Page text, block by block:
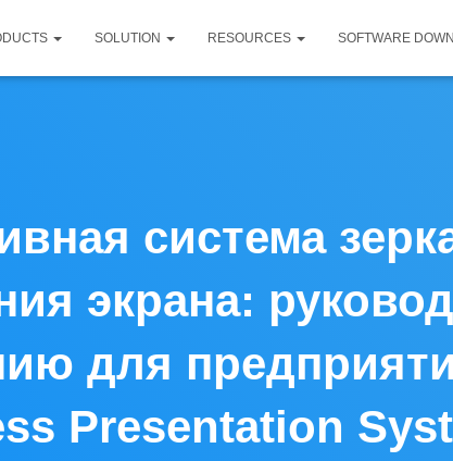
SOLUTION RESOURCES SOFTWARE
система
экрана:
для
Presentation